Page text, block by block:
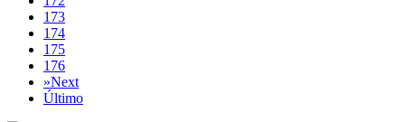
173
174
175
176
»Next
Último